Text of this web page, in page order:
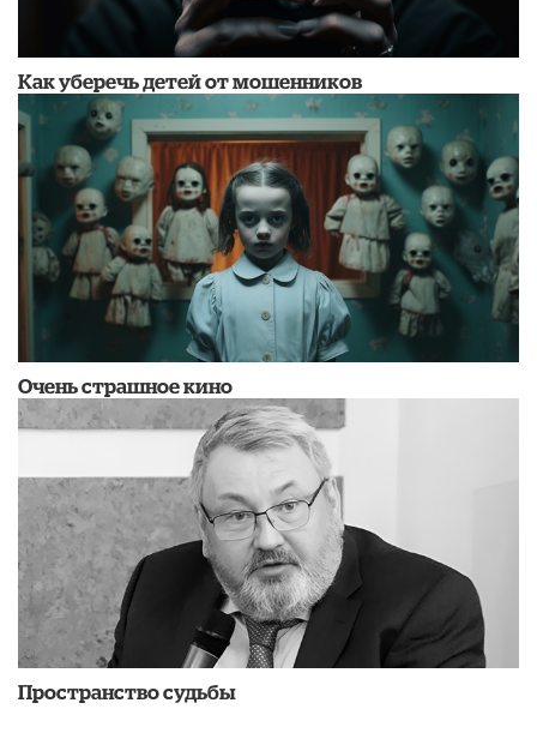
Как уберечь детей от мошенников
Очень страшное кино
Пространство судьбы